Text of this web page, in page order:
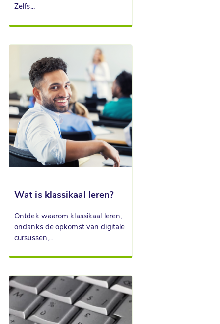
Zelfs...
Wat is klassikaal leren?
Ontdek waarom klassikaal leren,
ondanks de opkomst van digitale
cursussen,...